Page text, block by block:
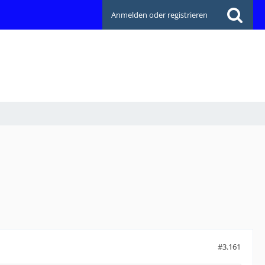
Anmelden oder registrieren
#3.161